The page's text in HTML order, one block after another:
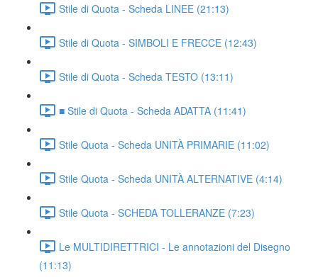
Stile di Quota - Scheda LINEE (21:13)
Stile di Quota - SIMBOLI E FRECCE (12:43)
Stile di Quota - Scheda TESTO (13:11)
■ Stile di Quota - Scheda ADATTA (11:41)
Stile Quota - Scheda UNITÀ PRIMARIE (11:02)
Stile Quota - Scheda UNITÀ ALTERNATIVE (4:14)
Stile Quota - SCHEDA TOLLERANZE (7:23)
Le MULTIDIRETTRICI - Le annotazioni del Disegno
(11:13)